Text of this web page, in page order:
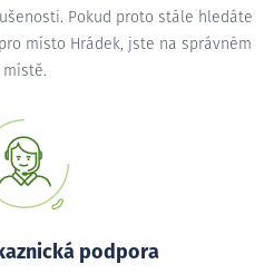
Pokud proto stále hledáte
místo Hrádek, jste na správném
místě.
podpora